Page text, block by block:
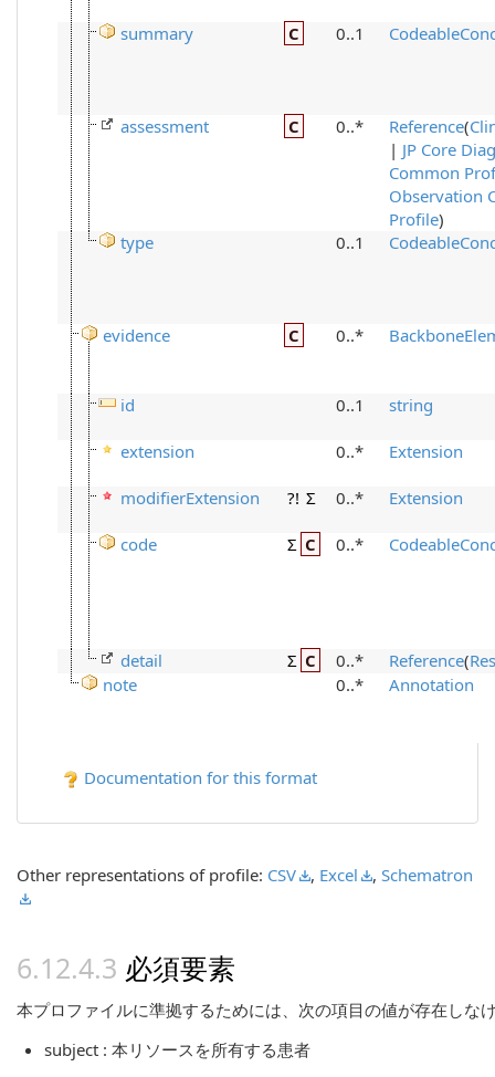
summary C 0..1
assessment C 0..* Reference(
| JP Core
Common
Observation
Profile)
type
0..1
evidence C 0..*
id 0..1 string
extension 0..* Extension
modifierExtension ?! Σ 0..* Extension
code Σ C 0..*
detail Σ C 0..* Reference(
note
0..* Annotation
Documentation for this format
Other representations of profile: CSV , Excel , Schematron
必須要素
本プロファイルに準拠するためには、次の項目の値が存在しな
subject : 本リソースを所有する患者